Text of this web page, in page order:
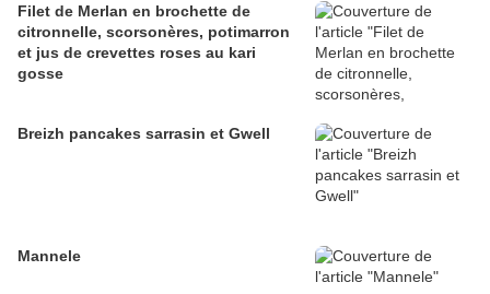
Filet de Merlan en brochette de
citronnelle, scorsonères, potimarron
et jus de crevettes roses au kari
gosse
Breizh pancakes sarrasin et Gwell
Mannele